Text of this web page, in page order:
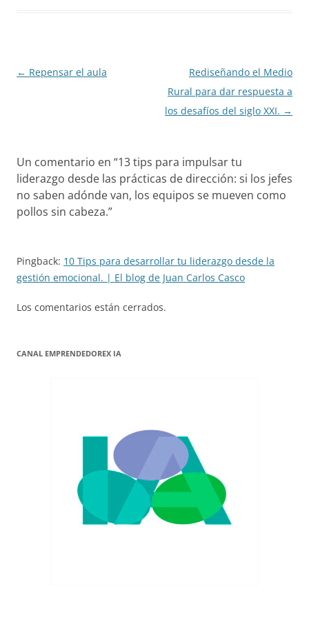
Navegación
← Repensar el aula
Rediseñando el Medio
Rural para dar respuesta a
los desafíos del siglo XXI. →
Un comentario en “13 tips para impulsar tu
liderazgo desde las prácticas de dirección: si los jefes
no saben adónde van, los equipos se mueven como
pollos sin cabeza.”
Pingback: 10 Tips para desarrollar tu liderazgo desde la
gestión emocional. | El blog de Juan Carlos Casco
Los comentarios están cerrados.
CANAL EMPRENDEDOREX IA